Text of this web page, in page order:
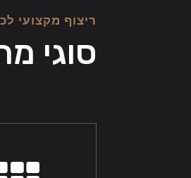
ריצוף מקצועי
סוגי